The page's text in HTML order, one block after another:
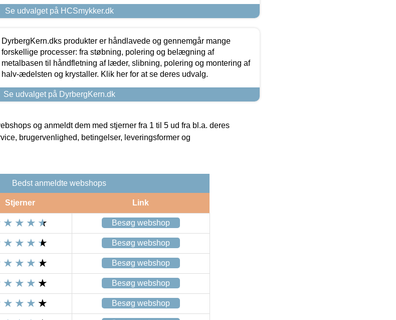
Se udvalget på HCSmykker.dk
DyrbergKern.dks produkter er håndlavede og gennemgår mange
forskellige processer: fra støbning, polering og belægning af
metalbasen til håndfletning af læder, slibning, polering og montering af
halv-ædelsten og krystaller. Klik her for at se deres udvalg.
Se udvalget på DyrbergKern.dk
og anmeldt dem med stjerner fra 1 til 5 ud fra bl.a. deres
brugervenlighed, betingelser, leveringsformer og
Bedst anmeldte webshops
Stjerner Link
Besøg webshop
Besøg webshop
Besøg webshop
Besøg webshop
Besøg webshop